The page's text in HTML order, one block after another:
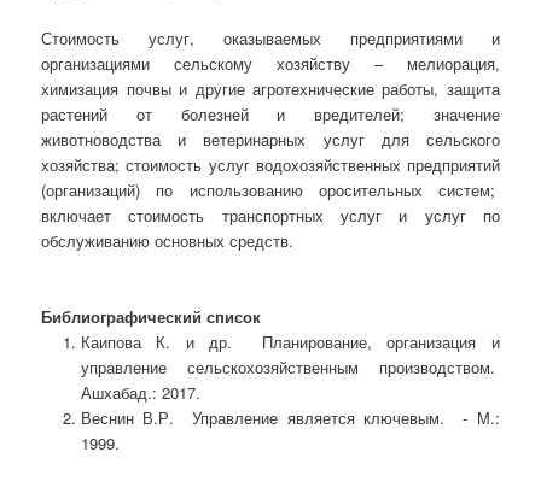
Стоимость услуг, оказываемых предприятиями и
организациями сельскому хозяйству – мелиорация,
химизация почвы и другие агротехнические работы, защита
растений от болезней и вредителей; значение
животноводства и ветеринарных услуг для сельского
хозяйства; стоимость услуг водохозяйственных предприятий
(организаций) по использованию оросительных систем;
включает стоимость транспортных услуг и услуг по
обслуживанию основных средств.
Библиографический список
Каипова К. и др. Планирование, организация и
управление сельскохозяйственным производством.
Ашхабад.: 2017.
Веснин В.Р. Управление является ключевым. - М.:
1999.